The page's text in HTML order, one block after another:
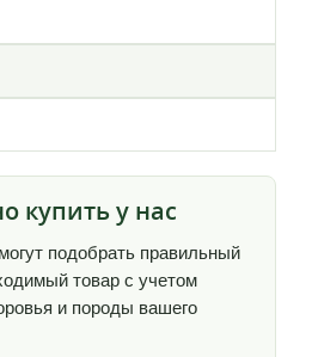
купить у нас
подобрать правильный
товар с учетом
и породы вашего